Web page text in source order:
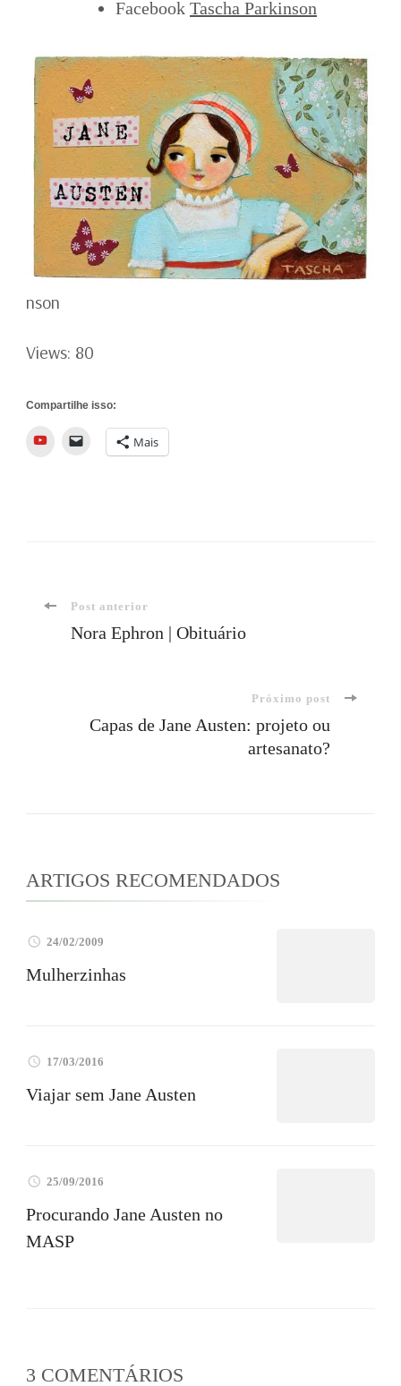
Facebook Tascha Parkinson
nson
Views: 80
Compartilhe isso:
YouTube Mais
Navegação
post
Post anterior
Nora Ephron | Obituário
Próximo post
Capas de Jane Austen: projeto ou
artesanato?
ARTIGOS RECOMENDADOS
24/02/2009
Mulherzinhas
17/03/2016
Viajar sem Jane Austen
25/09/2016
Procurando Jane Austen no
MASP
3 COMENTÁRIOS